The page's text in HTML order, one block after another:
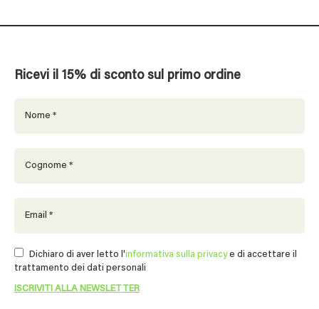
Ricevi il 15% di sconto sul primo ordine
Dichiaro di aver letto l'informativa sulla privacye di accettare il
trattamento dei dati personali